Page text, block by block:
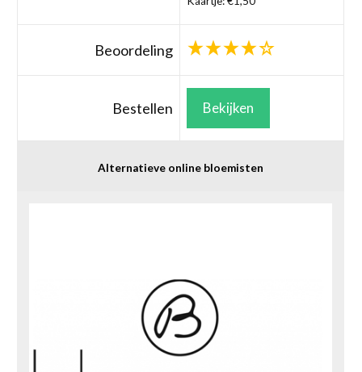
Beoordeling
Bestellen Bekijken
Alternatieve online bloemisten